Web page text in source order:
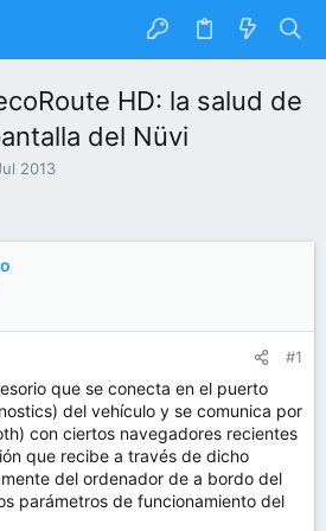
HD: la salud de
del Nüvi
2013
#1
que se conecta en el puerto
del vehículo y se comunica por
con ciertos navegadores recientes
que recibe a través de dicho
del ordenador de a bordo del
parámetros de funcionamiento del